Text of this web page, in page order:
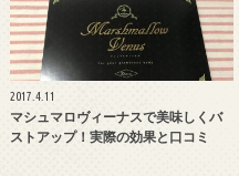
2017.4.11
マシュマロヴィーナスで美味しくバ
ストアップ！実際の効果と口コミ